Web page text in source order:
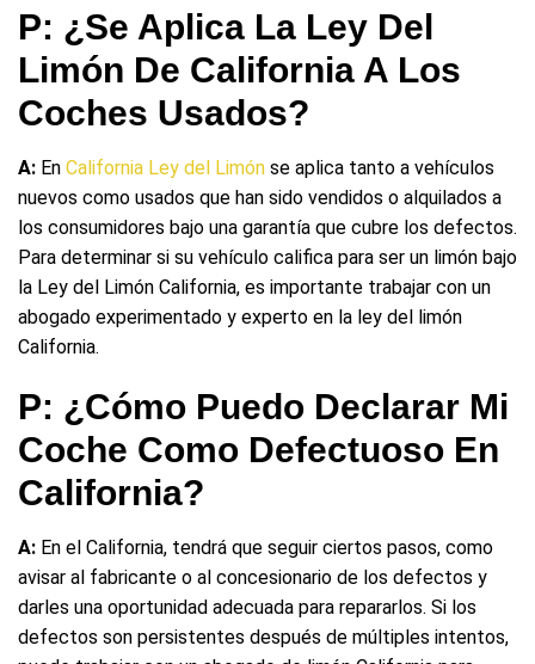
P: ¿Se Aplica La Ley Del
Limón De California A Los
Coches Usados?
A: En California Ley del Limón se aplica tanto a vehículos
nuevos como usados que han sido vendidos o alquilados a
los consumidores bajo una garantía que cubre los defectos.
Para determinar si su vehículo califica para ser un limón bajo
la Ley del Limón California, es importante trabajar con un
abogado experimentado y experto en la ley del limón
California.
P: ¿Cómo Puedo Declarar Mi
Coche Como Defectuoso En
California?
A: En el California, tendrá que seguir ciertos pasos, como
avisar al fabricante o al concesionario de los defectos y
darles una oportunidad adecuada para repararlos. Si los
defectos son persistentes después de múltiples intentos,